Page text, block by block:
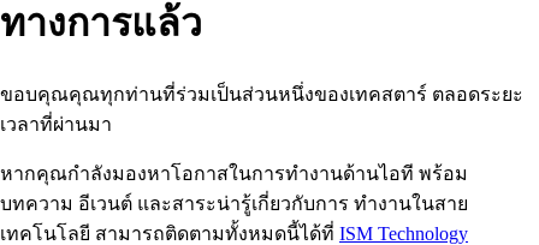
ทางการแล้ว
ขอบคุณคุณทุกท่านที่ร่วมเป็นส่วนหนึ่งของเทคสตาร์ ตลอดระยะ
เวลาที่ผ่านมา
หากคุณกำลังมองหาโอกาสในการทำงานด้านไอที พร้อม
บทความ อีเวนต์ และสาระน่ารู้เกี่ยวกับการ ทำงานในสาย
เทคโนโลยี สามารถติดตามทั้งหมดนี้ได้ที่ ISM Technology